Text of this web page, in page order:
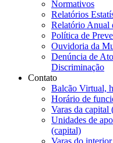
Normativos
Relatórios
Relatório Anual
Política de
Ouvidoria da
Denúncia de
Discriminação
Contato
Balcão Virtual,
Horário de
Varas da
Unidades de
(capital)
Varas do